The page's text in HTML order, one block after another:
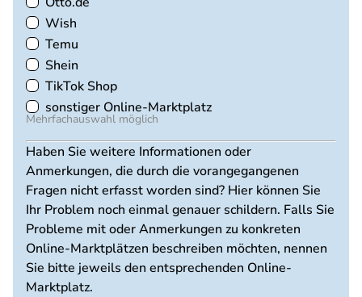
Wish
Temu
Shein
TikTok Shop
sonstiger Online-Marktplatz
Mehrfachauswahl möglich
Haben Sie weitere Informationen oder
Anmerkungen, die durch die vorangegangenen
Fragen nicht erfasst worden sind? Hier können Sie
Ihr Problem noch einmal genauer schildern. Falls Sie
Probleme mit oder Anmerkungen zu konkreten
Online-Marktplätzen beschreiben möchten, nennen
Sie bitte jeweils den entsprechenden Online-
Marktplatz.